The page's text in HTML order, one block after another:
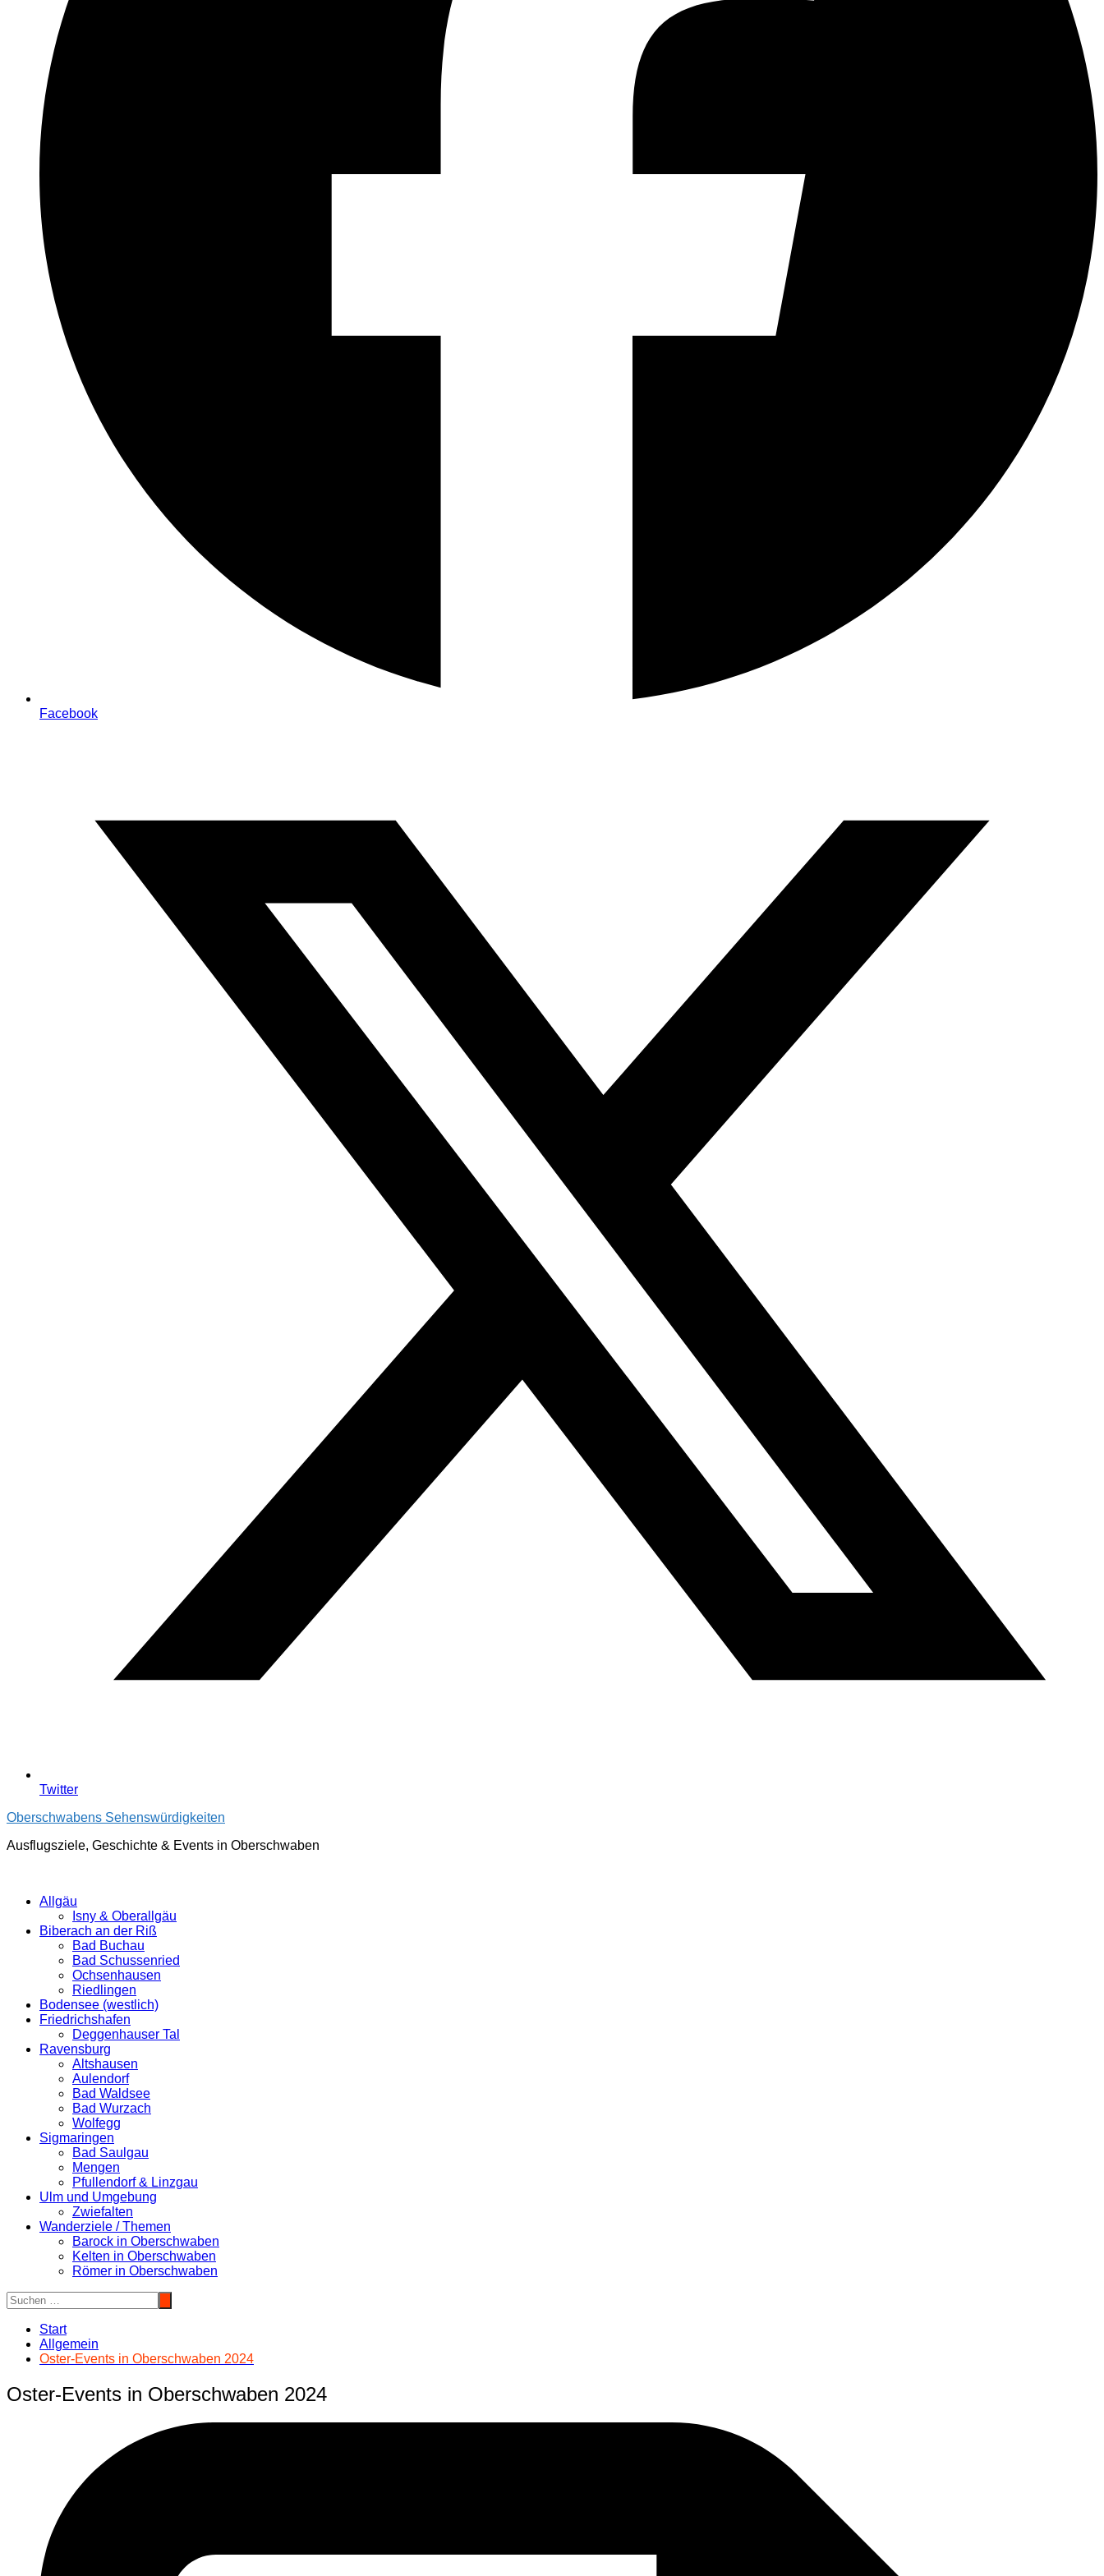
Facebook
Twitter
Oberschwabens Sehenswürdigkeiten
Ausflugsziele, Geschichte & Events in Oberschwaben
Allgäu
Isny & Oberallgäu
Biberach an der Riß
Bad Buchau
Bad Schussenried
Ochsenhausen
Riedlingen
Bodensee (westlich)
Friedrichshafen
Deggenhauser Tal
Ravensburg
Altshausen
Aulendorf
Bad Waldsee
Bad Wurzach
Wolfegg
Sigmaringen
Bad Saulgau
Mengen
Pfullendorf & Linzgau
Ulm und Umgebung
Zwiefalten
Wanderziele / Themen
Barock in Oberschwaben
Kelten in Oberschwaben
Römer in Oberschwaben
Start
Allgemein
Oster-Events in Oberschwaben 2024
Oster-Events in Oberschwaben 2024